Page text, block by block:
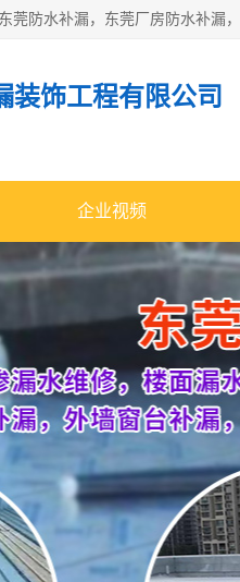
装饰工程有限公司
企业视频